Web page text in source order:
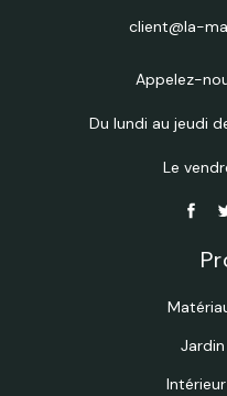
client@la-
Appelez-
Du lundi au jeudi
Le